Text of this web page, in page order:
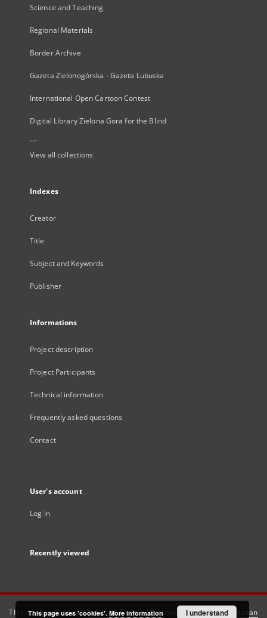
Science and Teaching
Regional Materials
Border Archive
Gazeta Zielonogórska - Gazeta Lubuska
International Open Cartoon Contest
Digital Library Zielona Gora for the Blind
...
View all collections
Indexes
Creator
Title
Subject and Keywords
Publisher
Informations
Project description
Project Participants
Technical information
Frequently asked questions
Contact
User's account
Log in
Recently viewed
This service runs onDInGO dLibra 6.3.21software created by Poznan
This page uses 'cookies'. More information I understand